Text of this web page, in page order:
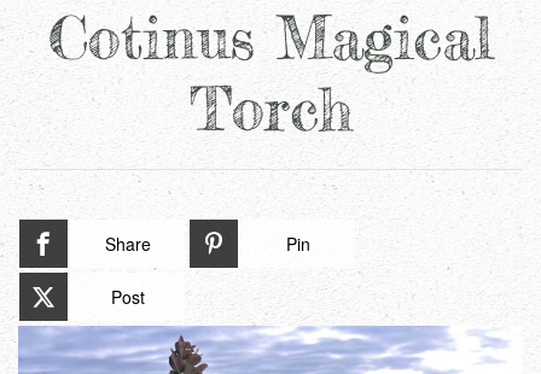
Cotinus Magical
Torch
Share Pin
Post